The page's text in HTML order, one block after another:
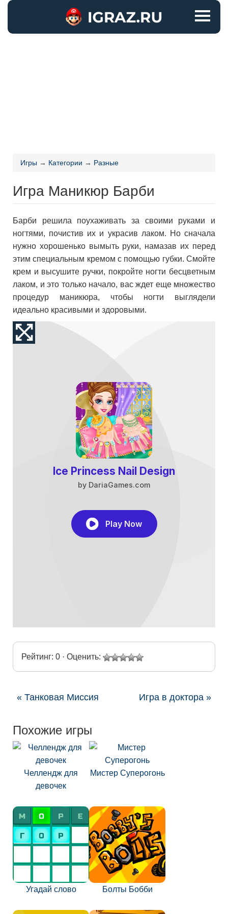
Игры → Категории → Разные
Игра Маникюр Барби
Барби решила поухаживать за своими руками и
ногтями, почистив их и украсив лаком. Но сначала
нужно хорошенько вымыть руки, намазав их перед
этим специальным кремом с помощью губки. Смойте
крем и высушите ручки, покройте ногти бесцветным
лаком, и это только начало, вас ждет еще множество
процедур маникюра, чтобы ногти выглядели
идеально красивыми и здоровыми.
Рейтинг: 0 · Оценить:
« Танковая Миссия Игра в доктора »
Похожие игры
Челлендж для
девочек
Мистер Суперогонь
Угадай слово Болты Бобби